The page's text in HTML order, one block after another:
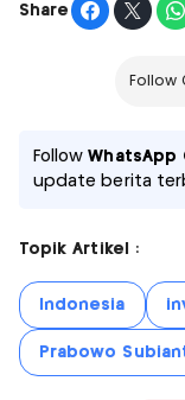
Share
Follow
FollowWhatsApp
update berita
Topik Artikel :
Indonesia
Prabowo